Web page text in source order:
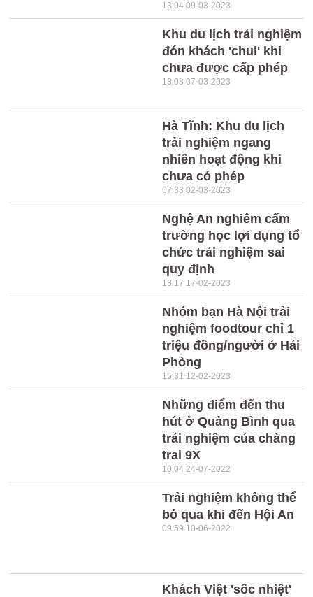
13:04 09-03-2023
Khu du lịch trải nghiệm
đón khách 'chui' khi
chưa được cấp phép
13:08 07-03-2023
Hà Tĩnh: Khu du lịch
trải nghiệm ngang
nhiên hoạt động khi
chưa có phép
07:33 02-03-2023
Nghệ An nghiêm cấm
trường học lợi dụng tổ
chức trải nghiệm sai
quy định
13:17 17-02-2023
Nhóm bạn Hà Nội trải
nghiệm foodtour chỉ 1
triệu đồng/người ở Hải
Phòng
15:31 12-02-2023
Những điểm đến thu
hút ở Quảng Bình qua
trải nghiệm của chàng
trai 9X
10:04 24-07-2022
Trải nghiệm không thể
bỏ qua khi đến Hội An
09:59 10-06-2022
Khách Việt 'sốc nhiệt'